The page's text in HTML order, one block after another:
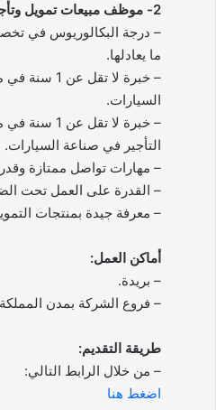
2- موظف مبيعات تمويل وتأجير سيارات:
– درجة البكالوريوس في
ما يعادلها.
– خبرة لا
السيارات.
– خبرة لا تقل
التأجير في صناعة السيارات.
– مهارات تواصل ممتازة
– القدرة على العمل تحت
– معرفة جيدة بمنتجات
أماكن العمل:
– بريدة.
– فروع الشركة بمدن
طريقة التقديم:
– من خلال الرابط التالي:
اضغط هنا